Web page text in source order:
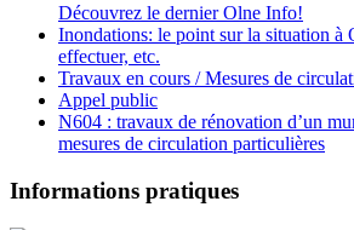
Découvrez le dernier Olne Info!
Inondations: le point sur la situation à
effectuer, etc.
Travaux en cours / Mesures de
Appel public
N604 : travaux de rénovation d’un
mesures de circulation particulières
Informations pratiques